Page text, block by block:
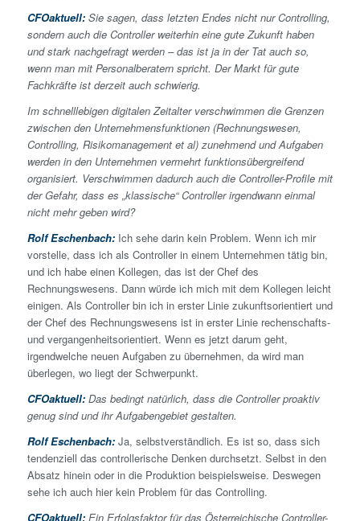
CFOaktuell: Sie sagen, dass letzten Endes nicht nur Controlling,
sondern auch die Controller weiterhin eine gute Zukunft haben
und stark nachgefragt werden – das ist ja in der Tat auch so,
wenn man mit Personalberatern spricht. Der Markt für gute
Fachkräfte ist derzeit auch schwierig.
Im schnelllebigen digitalen Zeitalter verschwimmen die Grenzen
zwischen den Unternehmensfunktionen (Rechnungswesen,
Controlling, Risikomanagement et al) zunehmend und Aufgaben
werden in den Unternehmen vermehrt funktionsübergreifend
organisiert. Verschwimmen dadurch auch die Controller-Profile mit
der Gefahr, dass es „klassische“ Controller irgendwann einmal
nicht mehr geben wird?
Rolf Eschenbach:Ich sehe darin kein Problem. Wenn ich mir
vorstelle, dass ich als Controller in einem Unternehmen tätig bin,
und ich habe einen Kollegen, das ist der Chef des
Rechnungswesens. Dann würde ich mich mit dem Kollegen leicht
einigen. Als Controller bin ich in erster Linie zukunftsorientiert und
der Chef des Rechnungswesens ist in erster Linie rechenschafts-
und vergangenheitsorientiert. Wenn es jetzt darum geht,
irgendwelche neuen Aufgaben zu übernehmen, da wird man
überlegen, wo liegt der Schwerpunkt.
CFOaktuell: Das bedingt natürlich, dass die Controller proaktiv
genug sind und ihr Aufgabengebiet gestalten.
Rolf Eschenbach:Ja, selbstverständlich. Es ist so, dass sich
tendenziell das controllerische Denken durchsetzt. Selbst in den
Absatz hinein oder in die Produktion beispielsweise. Deswegen
sehe ich auch hier kein Problem für das Controlling.
CFOaktuell: Ein Erfolgs­faktor für das Österreichische Controller-